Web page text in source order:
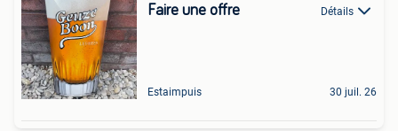
Faire une offre Détails
Estaimpuis 30 juil. 26